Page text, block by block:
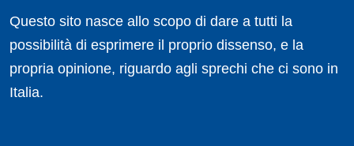
Questo sito nasce allo scopo di dare a tutti la
possibilità di esprimere il proprio dissenso, e la
propria opinione, riguardo agli sprechi che ci sono in
Italia.